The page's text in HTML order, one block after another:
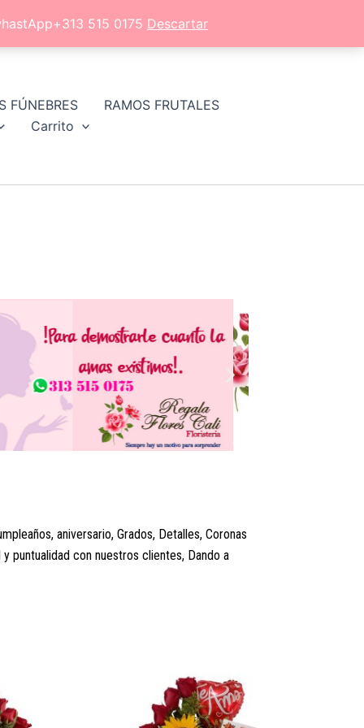
515 0175 Descartar
FÚNEBRES
RAMOS FRUTALES
Carrito
aniversario, Grados, Detalles, Coronas
puntualidad con nuestros clientes, Dando a